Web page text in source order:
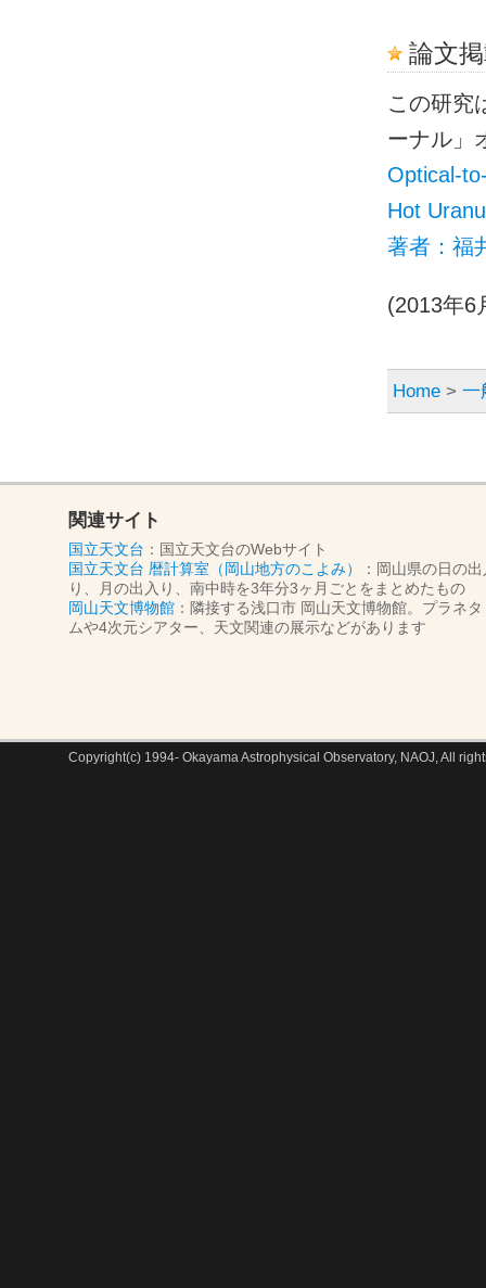
論文
この研究
ーナル」
Optical-
Hot
著者：福
(2013年6
Home > 一
関連サイト
国立天文台 ：国立天文台のWebサイト
国立天文台 暦計算室（岡山地方のこよみ）
：岡山県の日の
り、月の出入り、南中時を3年分3ヶ月ごとをまとめたもの
岡山天文博物館 ：隣接する浅口市 岡山天文博物館。プラネタ
ムや4次元シアター、天文関連の展示などがあります
Copyright(c) 1994- Okayama Astrophysical Observatory, NAOJ, All